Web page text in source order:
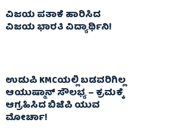
ವಿಜಯ ಪತಾಕೆ ಹಾರಿಸಿದ
ವಿಜಯ ಭಾರತಿ ವಿದ್ಯಾರ್ಥಿನಿ!
ಉಡುಪಿ KMCಯಲ್ಲಿ ಬಡವರಿಗಿಲ್ಲ
ಆಯುಷ್ಮಾನ್ ಸೌಲಭ್ಯ – ಕ್ರಮಕ್ಕೆ
ಆಗ್ರಹಿಸಿದ ಬಿಜೆಪಿ ಯುವ
ಮೋರ್ಚಾ!